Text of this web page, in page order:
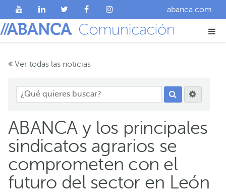
abanca.com
Ver todas las noticias
ABANCA y los principales
sindicatos agrarios se
comprometen con el
futuro del sector en León